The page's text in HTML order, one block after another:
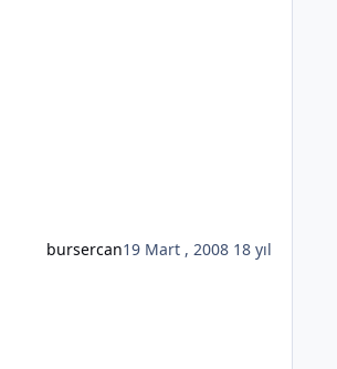
bursercan19 Mart , 2008 18 yıl